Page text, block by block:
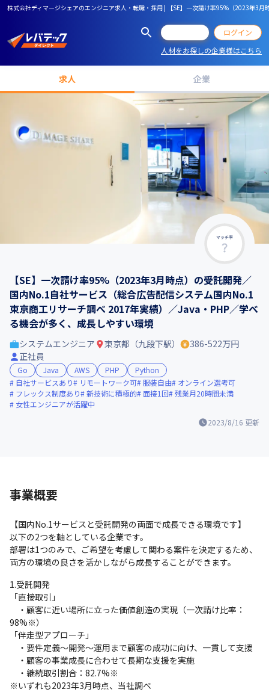
株式会社ディマージシェアのエンジニア求人・転職・採用 | 【SE】一次請け率95%（2023年3
ログイン
人材をお探しの企業様はこちら
求人 企業
マッチ率
【SE】一次請け率95%（2023年3月時点）の受託開発／
国内No.1自社サービス（総合広告配信システム国内No.1
東京商工リサーチ調べ 2017年実績）／Java・PHP／学べ
る機会が多く、成長しやすい環境
2023/8/16 更新
システムエンジニア 東京都（九段下駅）
386-522万円
正社員
Go Java AWS PHP
Python
自社サービスあり
リモートワーク可 服装自由
オンライン選考可
フレックス制度あり
新技術に積極的 面接1回
残業月20時間未満
女性エンジニアが活躍中
事業概要
【国内No.1サービスと受託開発の両面で成長できる環境です】
以下の2つを軸としている企業です。
部署は1つのみで、ご希望を考慮して関わる案件を決定するため、
両方の環境の良さを活かしながら成長することができます。
1.受託開発
「直接取引」
・顧客に近い場所に立った価値創造の実現（一次請け比率：
98%※）
「伴走型アプローチ」
・要件定義～開発～運用まで顧客の成功に向け、一貫して支援
・顧客の事業成長に合わせて長期な支援を実施
・継続取引割合：82.7%※
※いずれも2023年3月時点、当社調べ